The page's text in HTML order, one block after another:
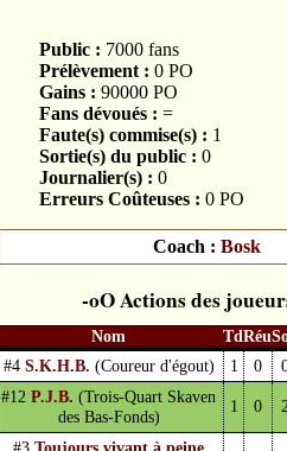
Public : 7000 fans
Prélèvement : 0 PO
Gains : 90000 PO
Fans dévoués : =
Faute(s) commise(s) : 1
Sortie(s) du public : 0
Journalier(s) : 0
Erreurs Coûteuses : 0 PO
Coach : Bosk
Actions des
Nom TdRéu
#4 S.K.H.B. (Coureur d'égout) 1 0
#12P.J.B. (Trois-Quart Skaven
des Bas-Fonds)
1 0
#3Toujours vivant à peine